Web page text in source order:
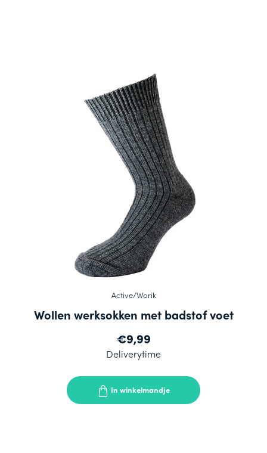
Active/Worik
Wollen werksokken met badstof voet
€9,99
Deliverytime
In winkelmandje